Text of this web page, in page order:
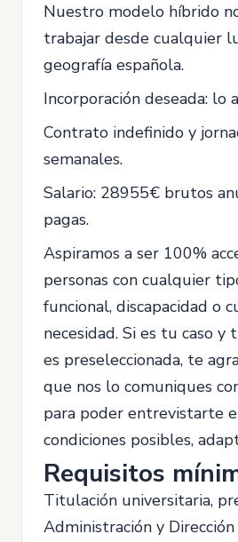
Nuestro modelo híbrido
trabajar desde cualquier
geografía española.
Incorporación deseada: lo
Contrato indefinido y
semanales.
Salario: 28955€ brutos
pagas.
Aspiramos a ser 100%
personas con cualquier
funcional, discapacidad o
necesidad. Si es tu caso y
es preseleccionada, te
que nos lo comuniques
para poder entrevistarte
condiciones posibles,
Requisitos
Titulación universitaria,
Administración y